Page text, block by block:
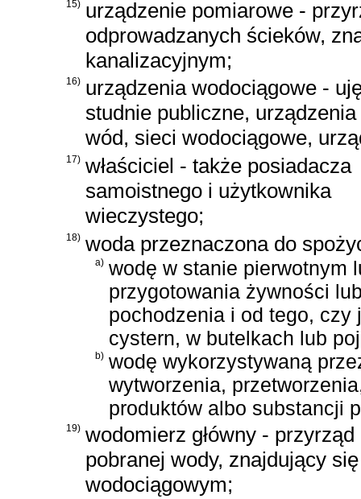
15) urządzenie pomiarowe -
odprowadzanych ścieków,
kanalizacyjnym;
16) urządzenia wodociągowe -
studnie publiczne,
wód, sieci wodociągowe,
17) właściciel - także posiadacza
samoistnego i użytkownika
wieczystego;
18) woda przeznaczona do
a) wodę w stanie pierwotnym
przygotowania żywności
pochodzenia i od tego,
cystern, w butelkach lub
b) wodę wykorzystywaną
wytworzenia,
produktów albo substancji
19) wodomierz główny -
pobranej wody, znajdujący
wodociągowym;